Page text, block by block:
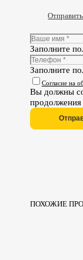
Заполните
Заполните
Согласие на
Вы должны
продолжения
ПОХОЖИЕ